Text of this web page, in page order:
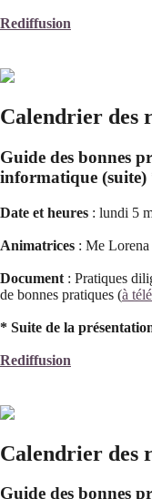
Rediffusion
Calendrier des
Guide des bonnes
informatique (suite)
Date et heures : lundi 5
Animatrices : Me
Document : Pratiques
de bonnes pratiques (à
* Suite de la
Rediffusion
Calendrier des
Guide des bonnes